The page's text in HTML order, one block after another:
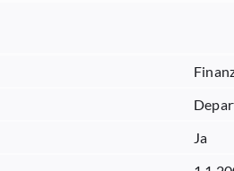
Ja